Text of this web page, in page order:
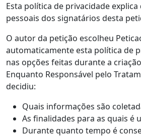
Esta política de privacidade
pessoais dos signatários desta
O autor da petição escolheu
automaticamente esta política de
nas opções feitas durante a
Enquanto Responsável pelo
decidiu:
Quais informações são
As finalidades para as quais é
Durante quanto tempo é